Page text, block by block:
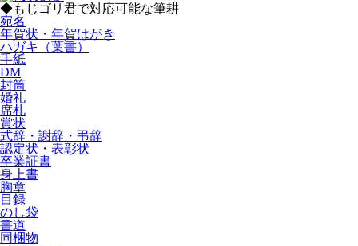
◆もじゴリ君で対応可能な筆耕
宛名
年賀状・年賀はがき
ハガキ（葉書）
手紙
DM
封筒
婚礼
席札
賞状
式辞・謝辞・弔辞
認定状・表彰状
卒業証書
身上書
胸章
目録
のし袋
書道
同梱物